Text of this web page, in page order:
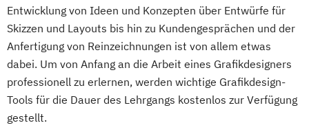
Entwicklung von Ideen und Konzepten über Entwürfe für
Skizzen und Layouts bis hin zu Kundengesprächen und der
Anfertigung von Reinzeichnungen ist von allem etwas
dabei. Um von Anfang an die Arbeit eines Grafikdesigners
professionell zu erlernen, werden wichtige Grafikdesign-
Tools für die Dauer des Lehrgangs kostenlos zur Verfügung
gestellt.